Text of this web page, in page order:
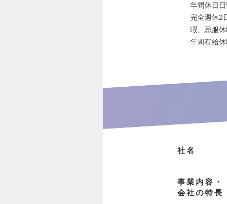
年間休日
完全週休2
暇、忌服
年間有給
社名
事業内容・
会社の特長